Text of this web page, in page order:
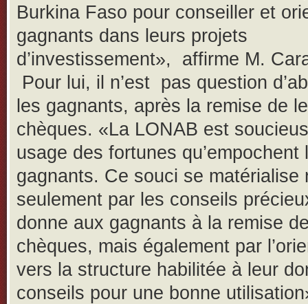
Burkina Faso pour conseiller et
gagnants dans leurs projets
d’investissement», affirme M.
Pour lui, il n’est pas question
les gagnants, après la remise de
chèques. «La LONAB est
usage des fortunes qu’empochent
gagnants. Ce souci se matérialise
seulement par les conseils
donne aux gagnants à la remise
chèques, mais également par
vers la structure habilitée à leur
conseils pour une bonne